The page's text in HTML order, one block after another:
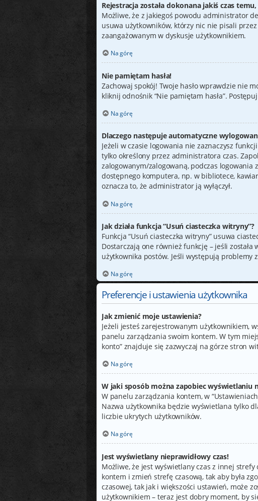
Rejestracja została dokonana jakiś czas
Możliwe, że z jakiegoś powodu administrator
usuwa użytkowników, którzy nic nie pisali
zaangażowanym w dyskusje użytkownikiem.
Na górę
Nie pamiętam hasła!
Zachowaj spokój! Twoje hasło wprawdzie nie
kliknij odnośnik “Nie pamiętam hasła”.
Na górę
Dlaczego następuje automatyczne
Jeżeli w czasie logowania nie zaznaczysz
tylko określony przez administratora czas.
zalogowanym/zalogowaną, podczas logowania
dostępnego komputera, np. w bibliotece,
oznacza to, że administrator ją wyłączył.
Na górę
Jak działa funkcja “Usuń ciasteczka witryny”?
Funkcja “Usuń ciasteczka witryny” usuwa
Dostarczają one również funkcję – jeśli
użytkownika postów. Jeśli występują problemy
Na górę
Preferencje i ustawienia użytkownika
Jak zmienić moje ustawienia?
Jeżeli jesteś zarejestrowanym użytkownikiem,
panelu zarządzania swoim kontem. W tym
konto” znajduje się zazwyczaj na górze stron
Na górę
W jaki sposób można zapobiec
W panelu zarządzania kontem, w
Nazwa użytkownika będzie wyświetlana tylko
liczbie ukrytych użytkowników.
Na górę
Jest wyświetlany nieprawidłowy czas!
Możliwe, że jest wyświetlany czas z innej
kontem i zmień strefę czasową, tak aby była
czasowej, tak jak i większości ustawień, może
użytkownikiem – teraz jest dobry moment, by